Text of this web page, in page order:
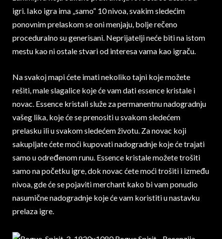
igri. Iako igra ima „samo“ 10 nivoa, svakim sledećim
ponovnim prelaskom se oni menjaju, bolje rečeno
proceduralno su generisani. Neprijatelji neće biti na istom
mestu kao ni ostale stvari od interesa vama kao igraču.
Na svakoj mapi ćete imati nekoliko tajni koje možete
rešiti, male slagalice koje će vam dati essence kristale i
novac. Essence kristali služe za permanentnu nadogradnju
vašeg lika, koje će se prenositi u svakom sledećem
prelasku ili u svakom sledećem životu. Za novac koji
sakupljate ćete moći kupovati nadogradnje koje će trajati
samo u određenom runu. Essence kristale možete trošiti
samo na početku igre, dok novac ćete moći trošiti i između
nivoa, gde će se pojaviti merchant kako bi vam ponudio
nasumične nadogradnje koje će vam koristiti u nastavku
prelaza igre.